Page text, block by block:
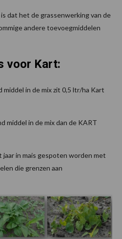
dat het de grassenwerking van de
andere toevoegmiddelen
voor Kart:
in de mix zit 0,5 ltr/ha Kart
middel in de mix dan de KART
in mais gespoten worden met
die grenzen aan